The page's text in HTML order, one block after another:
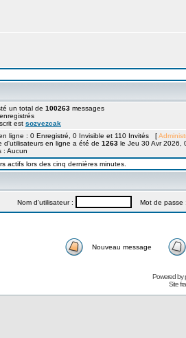
un total de 100263 messages
est sozvezcak
ligne : 0 Enregistré, 0 Invisible et 110 Invités [
d'utilisateurs en ligne a été de 1263 le Jeu 30 Avr 2026,
: Aucun
actifs lors des cinq dernières minutes.
Nom d'utilisateur : Mot de passe
Nouveau message
Powered by
Site